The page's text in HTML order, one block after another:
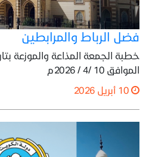
فضل الرباط والمرابطين
الموافق 10 /4 / 2026م